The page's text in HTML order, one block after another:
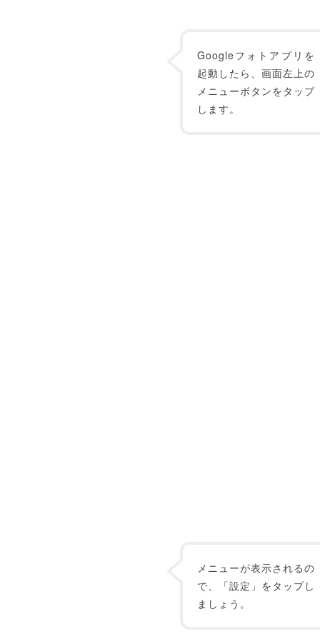
Googleフォトアプリを
起動したら、画面左上の
メニューボタンをタップ
します。
メニューが表示されるの
で、「設定」をタップし
ましょう。